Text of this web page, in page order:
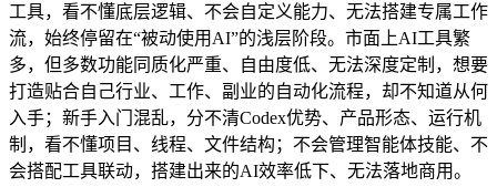
工具，看不懂底层逻辑、不会自定义能力、无法搭建专属工作
流，始终停留在“被动使用AI”的浅层阶段。市面上AI工具繁
多，但多数功能同质化严重、自由度低、无法深度定制，想要
打造贴合自己行业、工作、副业的自动化流程，却不知道从何
入手；新手入门混乱，分不清Codex优势、产品形态、运行机
制，看不懂项目、线程、文件结构；不会管理智能体技能、不
会搭配工具联动，搭建出来的AI效率低下、无法落地商用。